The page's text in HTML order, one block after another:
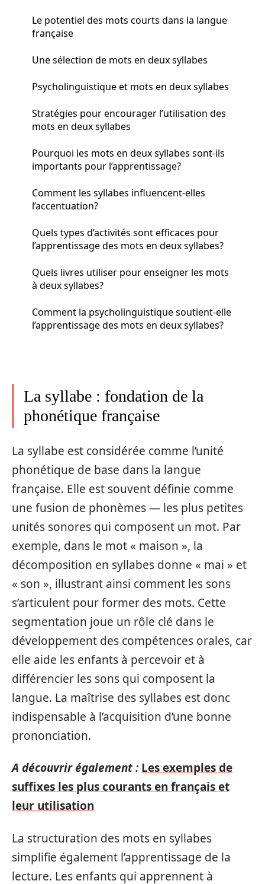
Le potentiel des mots courts dans la langue
française
Une sélection de mots en deux syllabes
Psycholinguistique et mots en deux syllabes
Stratégies pour encourager l’utilisation des
mots en deux syllabes
Pourquoi les mots en deux syllabes sont-ils
importants pour l’apprentissage?
Comment les syllabes influencent-elles
l’accentuation?
Quels types d’activités sont efficaces pour
l’apprentissage des mots en deux syllabes?
Quels livres utiliser pour enseigner les mots
à deux syllabes?
Comment la psycholinguistique soutient-elle
l’apprentissage des mots en deux syllabes?
La syllabe : fondation de la
phonétique française
La syllabe est considérée comme l’unité
phonétique de base dans la langue
française. Elle est souvent définie comme
une fusion de phonèmes — les plus petites
unités sonores qui composent un mot. Par
exemple, dans le mot « maison », la
décomposition en syllabes donne « mai » et
« son », illustrant ainsi comment les sons
s’articulent pour former des mots. Cette
segmentation joue un rôle clé dans le
développement des compétences orales, car
elle aide les enfants à percevoir et à
différencier les sons qui composent la
langue. La maîtrise des syllabes est donc
indispensable à l’acquisition d’une bonne
prononciation.
A découvrir également : Les exemples de
suffixes les plus courants en français et
leur utilisation
La structuration des mots en syllabes
simplifie également l’apprentissage de la
lecture. Les enfants qui apprennent à